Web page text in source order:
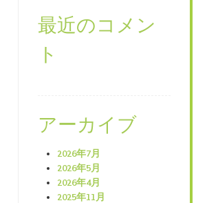
最近のコメン
ト
アーカイブ
2026年7月
2026年5月
2026年4月
2025年11月